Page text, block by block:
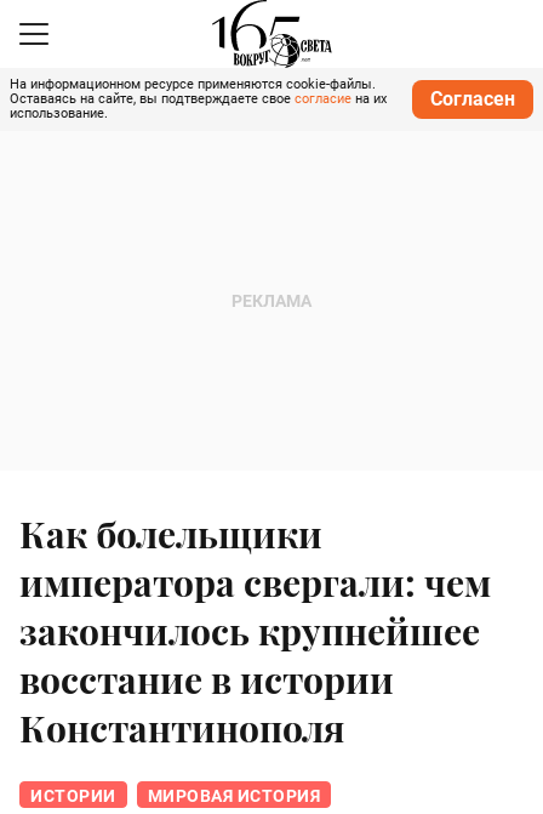
На информационном ресурсе применяются cookie-файлы.
Оставаясь на сайте, вы подтверждаете свое согласие на их
использование.
Согласен
Как болельщики
императора свергали: чем
закончилось крупнейшее
восстание в истории
Константинополя
ИСТОРИИ МИРОВАЯ ИСТОРИЯ